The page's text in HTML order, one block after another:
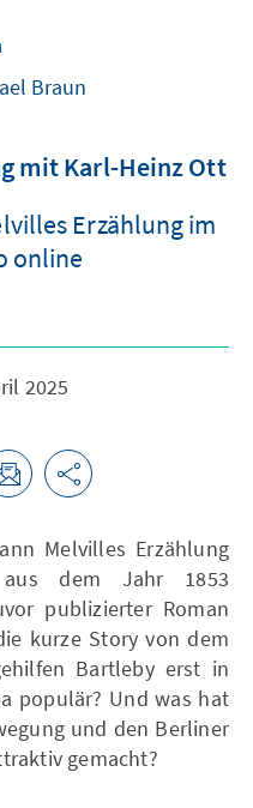
Braun
mit Karl-Heinz Ott
Erzählung im
online
2025
Melvilles Erzählung
dem Jahr 1853
publizierter Roman
kurze Story von dem
Bartleby erst in
populär? Und was hat
und den Berliner
gemacht?